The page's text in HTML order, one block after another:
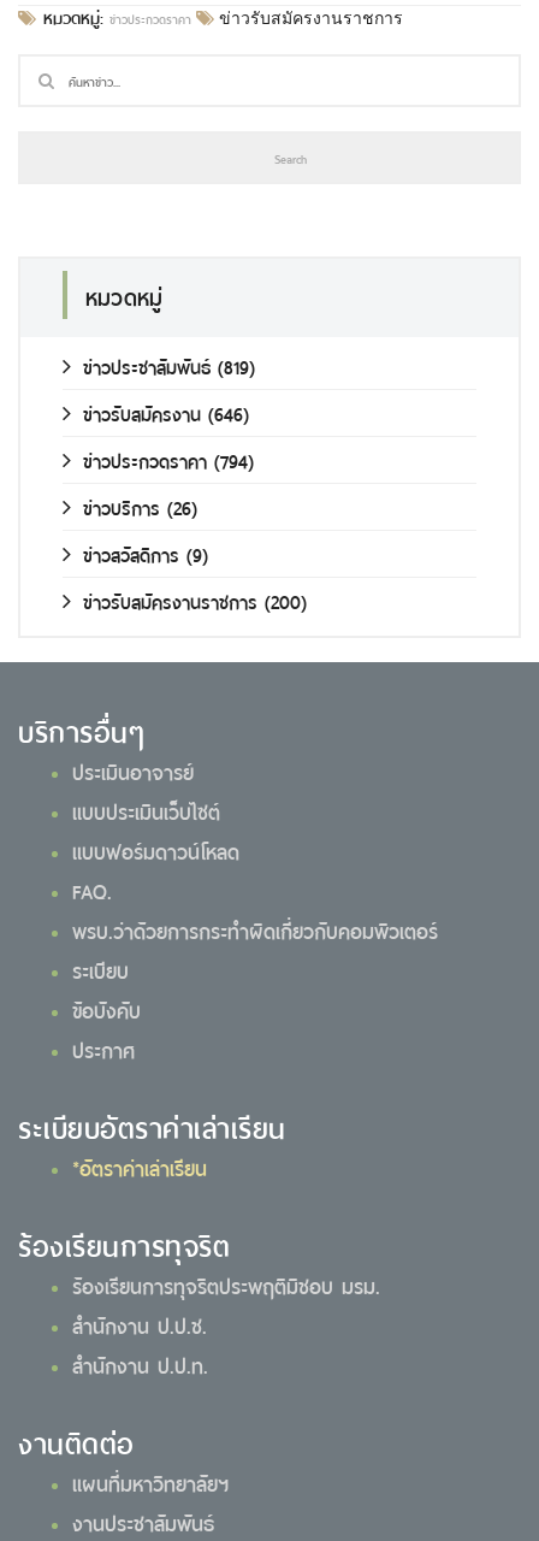
หมวดหมู่: ข่าวประกวดราคา ข่าวรับสมัครงานราชการ
หมวดหมู่
ข่าวประชาสัมพันธ์ (819)
ข่าวรับสมัครงาน (646)
ข่าวประกวดราคา (794)
ข่าวบริการ (26)
ข่าวสวัสดิการ (9)
ข่าวรับสมัครงานราชการ (200)
บริการอื่นๆ
ประเมินอาจารย์
แบบประเมินเว็บไซต์
แบบฟอร์มดาวน์โหลด
FAQ.
พรบ.ว่าด้วยการกระทำผิดเกี่ยวกับคอมพิวเตอร์
ระเบียบ
ข้อบังคับ
ประกาศ
ระเบียบอัตราค่าเล่าเรียน
*อัตราค่าเล่าเรียน
ร้องเรียนการทุจริต
ร้องเรียนการทุจริตประพฤติมิชอบ มรม.
สำนักงาน ป.ป.ช.
สำนักงาน ป.ป.ท.
งานติดต่อ
แผนที่มหาวิทยาลัยฯ
งานประชาสัมพันธ์